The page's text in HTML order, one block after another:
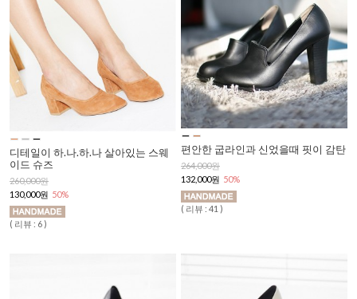
디테일이 하.나.하.나 살아있는 스웨
이드 슈즈
260,000원
130,000원 50%
( 리뷰 : 6 )
편안한 굽라인과 신었을때 핏이 감탄
264,000원
132,000원 50%
( 리뷰 : 41 )